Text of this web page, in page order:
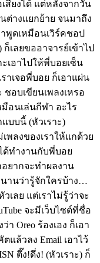
สียงได้ แต่หลังจากวัน
ต่างแยกย้าย จนมาถึง
พูดเหมือนเวิร์คชอป
เลยขออาจารย์เข้าไป
เอาไปให้พี่บอยเซ็น
าเจอพี่บอย ก็เอาแผ่น
อบเขียนเพลงเหรอ
อนเล่นกีฬา อะไร
บบนี้ (หัวเราะ)
พลงของเราให้แกด้วย
ด้ทำงานกับพี่บอย
ยากจะทำผลงาน
านว่ารู้จักใครบ้าง…
เลย แต่เราไม่รู้ว่าจะ
จะมีเว็บไซต์ที่ชื่อ
Oreo ร้องเอง ก็เอา
แล้วลง Email เอาไว้
ตึ๊ง!ดึ่ง! (หัวเราะ) ก็